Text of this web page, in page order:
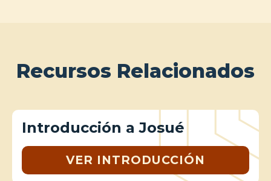
Recursos Relacionados
Introducción a Josué
VER INTRODUCCIÓN